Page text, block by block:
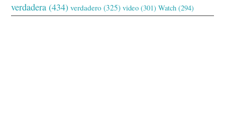
verdadera (434) verdadero (325) video (301) Watch (294)